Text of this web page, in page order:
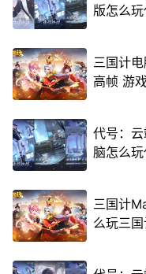
版怎么
三国计
高帧 游
代号：
脑怎么
三国计
么玩三